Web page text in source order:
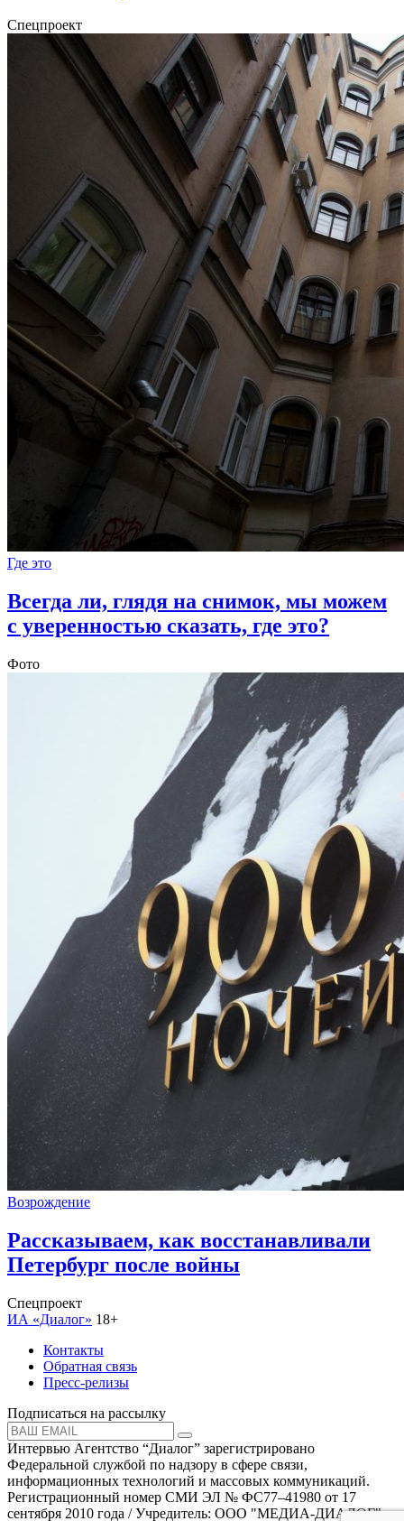
Спецпроект
Где это
Всегда ли, глядя на снимок, мы можем
с уверенностью сказать, где это?
Фото
Возрождение
Рассказываем, как восстанавливали
Петербург после войны
Спецпроект
ИА «Диалог» 18+
Контакты
Обратная связь
Пресс-релизы
Подписаться на рассылку
Интервью Агентство “Диалог” зарегистрировано
Федеральной службой по надзору в сфере связи,
информационных технологий и массовых коммуникаций.
Регистрационный номер СМИ ЭЛ № ФС77–41980 от 17
сентября 2010 года / Учредитель: ООО "МЕДИА-ДИАЛОГ"